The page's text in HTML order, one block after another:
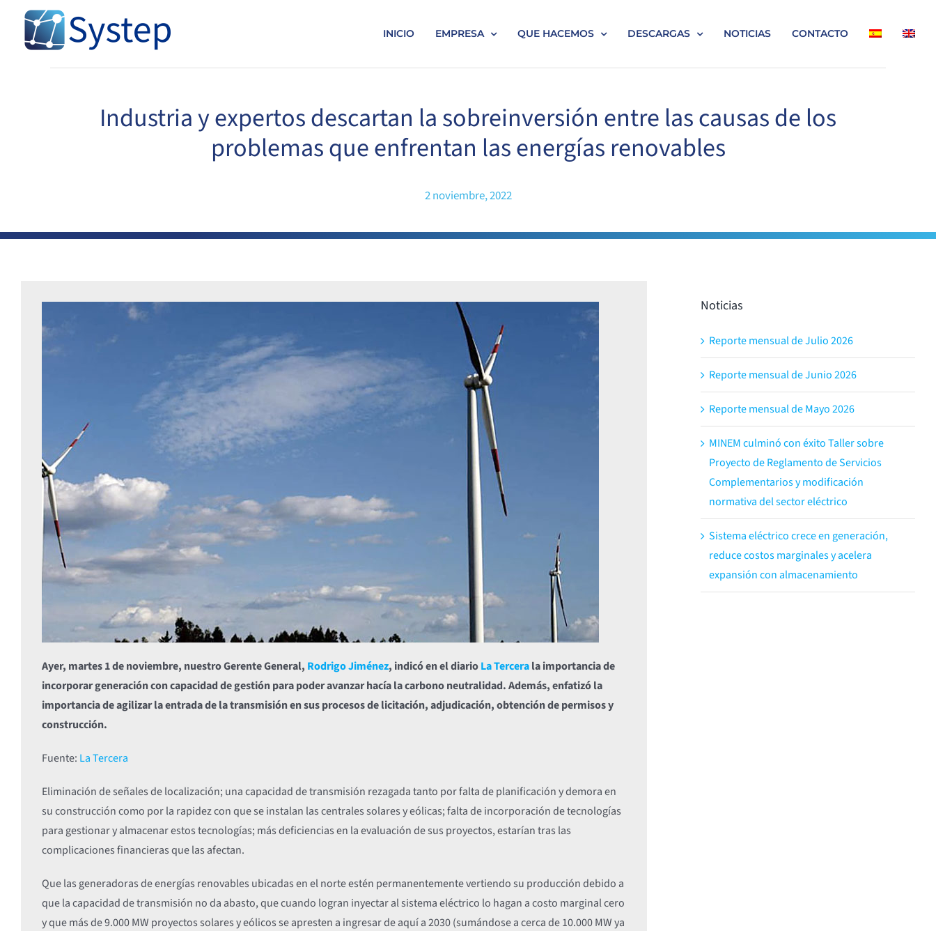
content
INICIO EMPRESA QUE HACEMOS DESCARGAS NOTICIAS CONTACTO
Industria y expertos descartan la sobreinversión entre las causas de los
problemas que enfrentan las energías renovables
2 noviembre, 2022
Ayer, martes 1 de noviembre, nuestro Gerente General, Rodrigo Jiménez, indicó en el diarioLa Tercerala importancia de
incorporar generación con capacidad de gestión para poder avanzar hacía la carbono neutralidad. Además, enfatizó la
importancia de agilizar la entrada de la transmisión en sus procesos de licitación, adjudicación, obtención de permisos y
construcción.
Fuente: La Tercera
Eliminación de señales de localización; una capacidad de transmisión rezagada tanto por falta de planificación y demora en
su construcción como por la rapidez con que se instalan las centrales solares y eólicas; falta de incorporación de tecnologías
para gestionar y almacenar estos tecnologías; más deficiencias en la evaluación de sus proyectos, estarían tras las
complicaciones financieras que las afectan.
Que las generadoras de energías renovables ubicadas en el norte estén permanentemente vertiendo su producción debido a
que la capacidad de transmisión no da abasto, que cuando logran inyectar al sistema eléctrico lo hagan a costo marginal cero
y que más de 9.000 MW proyectos solares y eólicos se apresten a ingresar de aquí a 2030 (sumándose a cerca de 10.000 MW ya
Noticias
Reporte mensual de Julio 2026
Reporte mensual de Junio 2026
Reporte mensual de Mayo 2026
MINEM culminó con éxito Taller sobre
Proyecto de Reglamento de Servicios
Complementarios y modificación
normativa del sector eléctrico
Sistema eléctrico crece en generación,
reduce costos marginales y acelera
expansión con almacenamiento